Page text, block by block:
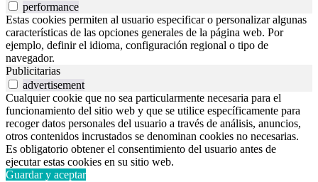
performance
Estas cookies permiten al usuario especificar o personalizar algunas
características de las opciones generales de la página web. Por
ejemplo, definir el idioma, configuración regional o tipo de
navegador.
Publicitarias
advertisement
Cualquier cookie que no sea particularmente necesaria para el
funcionamiento del sitio web y que se utilice específicamente para
recoger datos personales del usuario a través de análisis, anuncios,
otros contenidos incrustados se denominan cookies no necesarias.
Es obligatorio obtener el consentimiento del usuario antes de
ejecutar estas cookies en su sitio web.
Guardar y aceptar